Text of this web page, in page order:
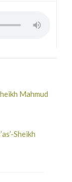
Mahmud
Sheikh